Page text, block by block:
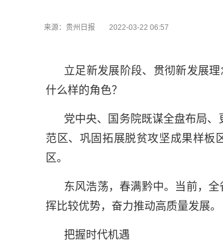
来源：贵州日报 2022-03-22 06:57
立足新发展阶段、贯彻新发展
什么样的角色？
党中央、国务院既谋全盘布局
范区、巩固拓展脱贫攻坚成果样板
区。
东风浩荡，春满黔中。当前，
挥比较优势，奋力推动高质量发展。
把握时代机遇